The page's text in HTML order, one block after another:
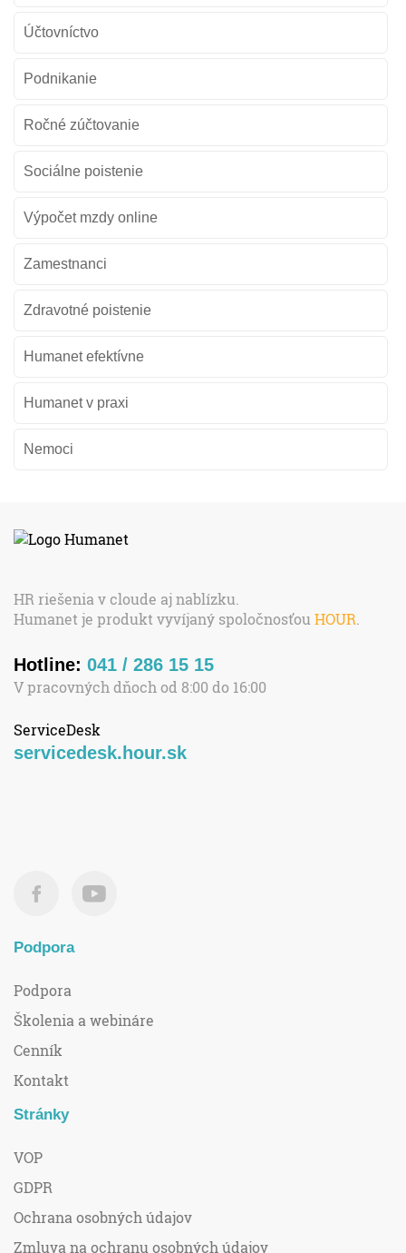
Účtovníctvo
Podnikanie
Ročné zúčtovanie
Sociálne poistenie
Výpočet mzdy online
Zamestnanci
Zdravotné poistenie
Humanet efektívne
Humanet v praxi
Nemoci
HR riešenia v cloude aj nablízku.
Humanet je produkt vyvíjaný spoločnosťou HOUR.
Hotline: 041 / 286 15 15
V pracovných dňoch od 8:00 do 16:00
ServiceDesk
servicedesk.hour.sk
Podpora
Podpora
Školenia a webináre
Cenník
Kontakt
Stránky
VOP
GDPR
Ochrana osobných údajov
Zmluva na ochranu osobných údajov